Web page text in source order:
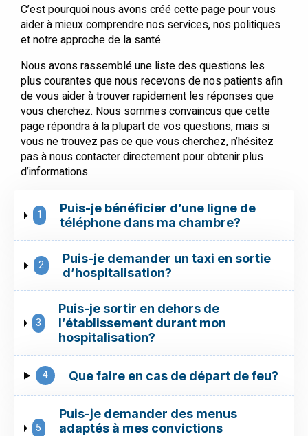
1
Puis-je bénéficier d’une ligne de
téléphone dans ma chambre?
2
Puis-je demander un taxi en sortie
d’hospitalisation?
3
Puis-je sortir en dehors de
l’établissement durant mon
hospitalisation?
4 Que faire en cas de départ de feu?
5
Puis-je demander des menus
adaptés à mes convictions
C’est pourquoi nous avons créé cette page pour vous
aider à mieux comprendre nos services, nos politiques
et notre approche de la santé.
Nous avons rassemblé une liste des questions les
plus courantes que nous recevons de nos patients afin
de vous aider à trouver rapidement les réponses que
vous cherchez. Nous sommes convaincus que cette
page répondra à la plupart de vos questions, mais si
vous ne trouvez pas ce que vous cherchez, n’hésitez
pas à nous contacter directement pour obtenir plus
d’informations.